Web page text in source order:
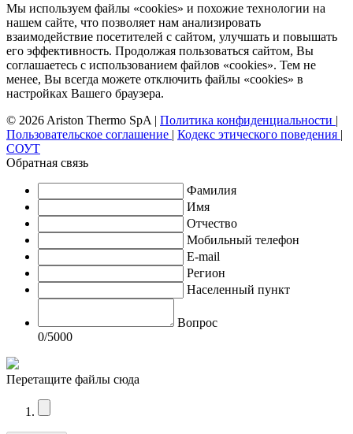
Мы используем файлы «cookies» и похожие технологии на
нашем сайте, что позволяет нам анализировать
взаимодействие посетителей с сайтом, улучшать и повышать
его эффективность. Продолжая пользоваться сайтом, Вы
соглашаетесь с использованием файлов «cookies». Тем не
менее, Вы всегда можете отключить файлы «cookies» в
настройках Вашего браузера.
© 2026 Ariston Thermo SpA | Политика конфиденциальности |
Пользовательское соглашение | Кодекс этического поведения |
СОУТ
Обратная связь
Фамилия
Имя
Отчество
Мобильный телефон
E-mail
Регион
Населенный пункт
Вопрос
0/5000
Перетащите файлы сюда